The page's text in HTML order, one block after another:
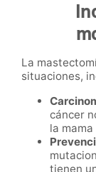
La
situaciones,
cáncer
la
tienen